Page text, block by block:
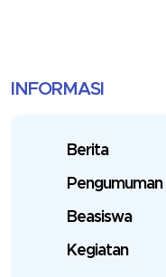
INFORMASI
Berita
Pengumuman
Beasiswa
Kegiatan